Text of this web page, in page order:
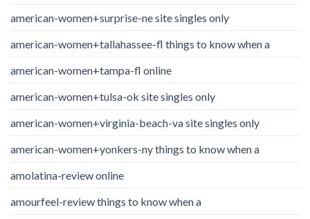
american-women+surprise-ne site singles only
american-women+tallahassee-fl things to know when a
american-women+tampa-fl online
american-women+tulsa-ok site singles only
american-women+virginia-beach-va site singles only
american-women+yonkers-ny things to know when a
amolatina-review online
amourfeel-review things to know when a